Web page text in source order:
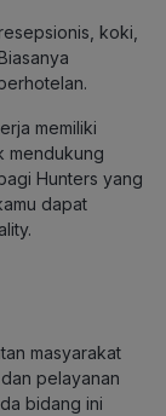
koki,
memiliki
mendukung
Hunters yang
dapat
masyarakat
pelayanan
bidang ini